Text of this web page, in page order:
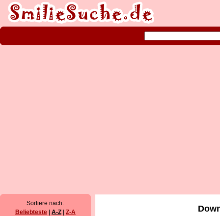
Sortiere nach:
Beliebteste
A-Z Z-A